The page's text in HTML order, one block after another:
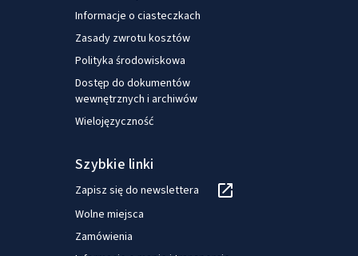
Informacje o ciasteczkach
Zasady zwrotu kosztów
Polityka środowiskowa
Dostęp do dokumentów
wewnętrznych i archiwów
Wielojęzyczność
Szybkie linki
Zapisz się do newslettera
Wolne miejsca
Zamówienia